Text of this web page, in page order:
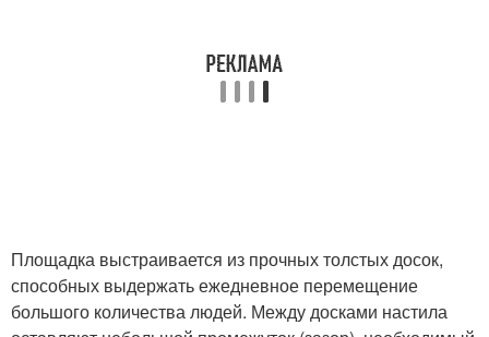
Площадка выстраивается из прочных толстых досок,
способных выдержать ежедневное перемещение
большого количества людей. Между досками настила